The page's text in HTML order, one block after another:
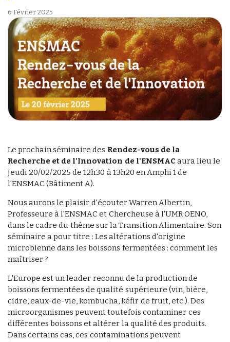
6 Février 2025
Le prochain séminaire des Rendez-vous de la
Recherche et de l'Innovation de l'ENSMAC aura lieu le
Jeudi 20/02/2025 de 12h30 à 13h20 en Amphi 1 de
l'ENSMAC (Bâtiment A).
Nous aurons le plaisir d'écouter Warren Albertin,
Professeure à l'ENSMAC et Chercheuse à l'UMR OENO,
dans le cadre du thème sur la Transition Alimentaire. Son
séminaire a pour titre : Les altérations d'origine
microbienne dans les boissons fermentées : comment les
maîtriser ?
L'Europe est un leader reconnu de la production de
boissons fermentées de qualité supérieure (vin, bière,
cidre, eaux-de-vie, kombucha, kéfir de fruit, etc.). Des
microorganismes peuvent toutefois contaminer ces
différentes boissons et altérer la qualité des produits.
Dans certains cas, ces contaminations peuvent